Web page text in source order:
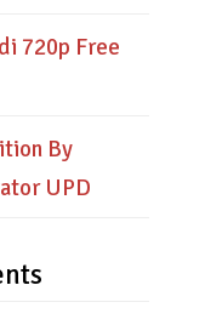
720p Free
By
UPD